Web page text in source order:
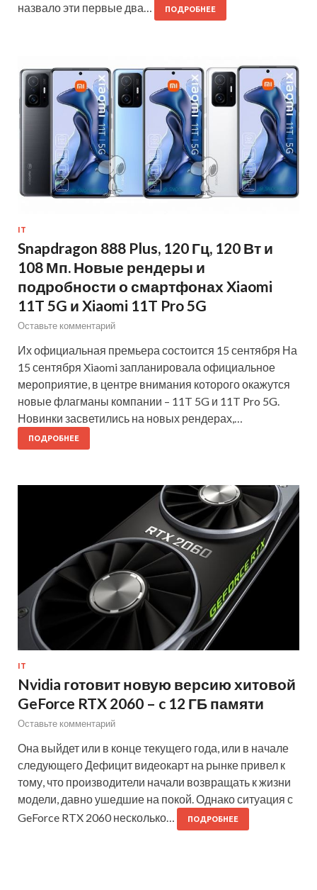
назвало эти первые два…
ПОДРОБНЕЕ
IT
Snapdragon 888 Plus, 120 Гц, 120 Вт и
108 Мп. Новые рендеры и
подробности о смартфонах Xiaomi
11T 5G и Xiaomi 11T Pro 5G
Оставьте комментарий
Их официальная премьера состоится 15 сентября На
15 сентября Xiaomi запланировала официальное
мероприятие, в центре внимания которого окажутся
новые флагманы компании – 11T 5G и 11T Pro 5G.
Новинки засветились на новых рендерах,…
ПОДРОБНЕЕ
IT
Nvidia готовит новую версию хитовой
GeForce RTX 2060 – c 12 ГБ памяти
Оставьте комментарий
Она выйдет или в конце текущего года, или в начале
следующего Дефицит видеокарт на рынке привел к
тому, что производители начали возвращать к жизни
модели, давно ушедшие на покой. Однако ситуация с
GeForce RTX 2060 несколько…
ПОДРОБНЕЕ